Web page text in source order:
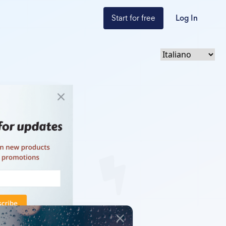
Start for free Log In